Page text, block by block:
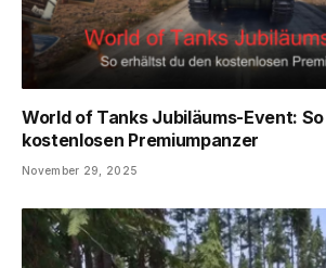
World of Tanks Jubiläums-Event:
kostenlosen Premiumpanzer
November 29, 2025